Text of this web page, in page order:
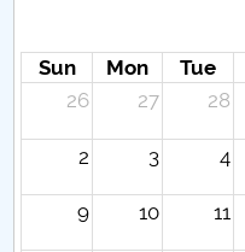
Sun Mon Tue
26
27 28
2 3 4
9 10 11